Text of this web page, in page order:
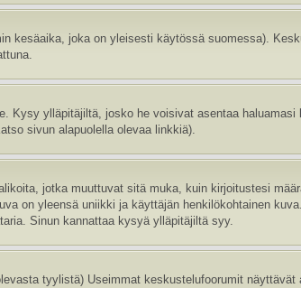
kesäaika, joka on yleisesti käytössä suomessa).
Kysy ylläpitäjiltä, josko he voisivat asentaa haluamasi
sivun alapuolella olevaa linkkiä).
jotka muuttuvat sitä muka, kuin kirjoitustesi
on yleensä uniikki ja käyttäjän henkilökohtainen kuva.
Sinun kannattaa kysyä ylläpitäjiltä syy.
tyylistä) Useimmat keskustelufoorumit näyttävät